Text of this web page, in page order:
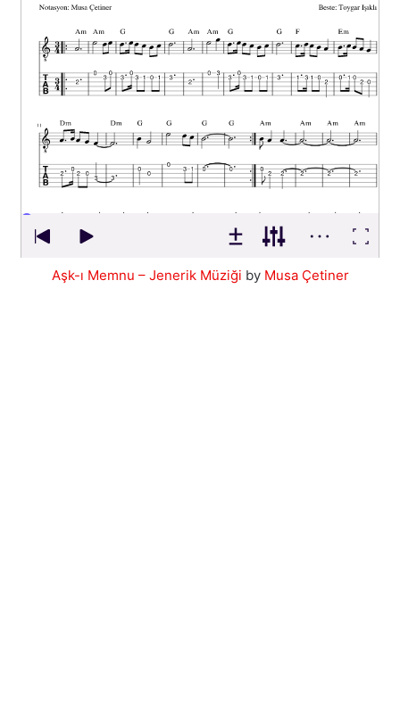
Aşk-ı Memnu – Jenerik Müziği by Musa Çetiner